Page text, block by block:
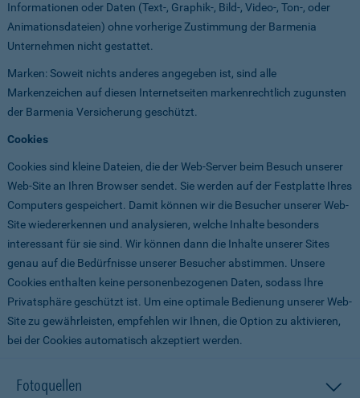
Informationen oder Daten (Text-, Graphik-, Bild-, Video-, Ton-, oder
Animationsdateien) ohne vorherige Zustimmung der Barmenia
Unternehmen nicht gestattet.
Marken: Soweit nichts anderes angegeben ist, sind alle
Markenzeichen auf diesen Internetseiten markenrechtlich zugunsten
der Barmenia Versicherung geschützt.
Cookies
Cookies sind kleine Dateien, die der Web-Server beim Besuch unserer
Web-Site an Ihren Browser sendet. Sie werden auf der Festplatte Ihres
Computers gespeichert. Damit können wir die Besucher unserer Web-
Site wiedererkennen und analysieren, welche Inhalte besonders
interessant für sie sind. Wir können dann die Inhalte unserer Sites
genau auf die Bedürfnisse unserer Besucher abstimmen. Unsere
Cookies enthalten keine personenbezogenen Daten, sodass Ihre
Privatsphäre geschützt ist. Um eine optimale Bedienung unserer Web-
Site zu gewährleisten, empfehlen wir Ihnen, die Option zu aktivieren,
bei der Cookies automatisch akzeptiert werden.
Fotoquellen